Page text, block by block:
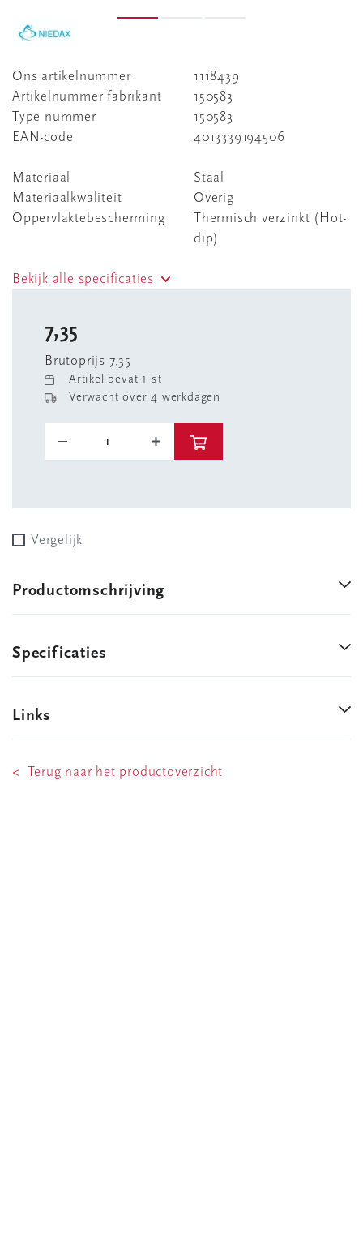
Ons artikelnummer
1118439
Artikelnummer fabrikant
150583
Type nummer
150583
EAN-code
4013339194506
Materiaal
Staal
Materiaalkwaliteit
Overig
Oppervlaktebescherming
Thermisch verzinkt (Hot-
dip)
Bekijk alle specificaties
7,35
Brutoprijs 7,35
Artikel bevat 1 st
Verwacht over 4 werkdagen
Vergelijk
Productomschrijving
Specificaties
Links
< Terug naar het productoverzicht